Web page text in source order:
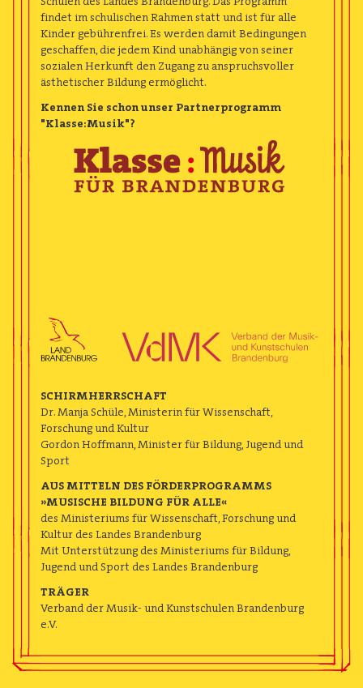
findet im schulischen Rahmen statt und ist für alle
Kinder gebührenfrei. Es werden damit Bedingungen
geschaffen, die jedem Kind unabhängig von seiner
sozialen Herkunft den Zugang zu anspruchsvoller
ästhetischer Bildung ermöglicht.
Kennen Sie schon unser Partnerprogramm
"Klasse:Musik"?
Image
SCHIRMHERRSCHAFT
Dr. Manja Schüle, Ministerin für Wissenschaft,
Forschung und Kultur
Gordon Hoffmann, Minister für Bildung, Jugend und
Sport
AUS MITTELN DES FÖRDERPROGRAMMS
»MUSISCHE BILDUNG FÜR ALLE«
des Ministeriums für Wissenschaft, Forschung und
Kultur des Landes Brandenburg
Mit Unterstützung des Ministeriums für Bildung,
Jugend und Sport des Landes Brandenburg
TRÄGER
Verband der Musik- und Kunstschulen Brandenburg
e.V.